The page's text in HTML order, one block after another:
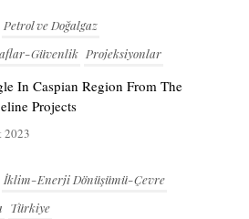
Petrol ve Doğalgaz
Güvenlik Projeksiyonlar
In Caspian Region From The
Projects
2023
İklim-Enerji Dönüşümü-Çevre
Türkiye